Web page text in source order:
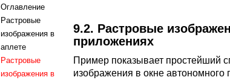
Оглавление
Растровые
изображения в
аплете
Растровые
изображения в
9.2. Растровые
приложениях
Пример показывает простейший
изображения в окне автономного